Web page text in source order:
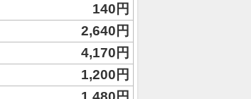
140円
2,640円
4,170円
1,200円